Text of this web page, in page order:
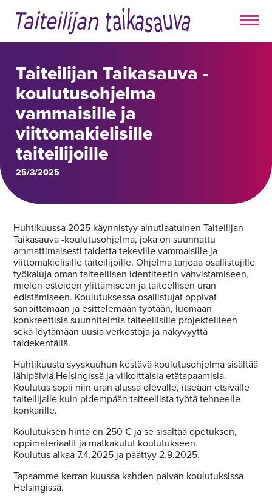
Taiteilijan Taikasauva -
koulutusohjelma
vammaisille ja
viittomakielisille
taiteilijoille
25/3/2025
Huhtikuussa 2025 käynnistyy ainutlaatuinen Taiteilijan
Taikasauva -koulutusohjelma, joka on suunnattu
ammattimaisesti taidetta tekeville vammaisille ja
viittomakielisille taiteilijoille. Ohjelma tarjoaa osallistujille
työkaluja oman taiteellisen identiteetin vahvistamiseen,
mielen esteiden ylittämiseen ja taiteellisen uran
edistämiseen. Koulutuksessa osallistujat oppivat
sanoittamaan ja esittelemään työtään, luomaan
konkreettisia suunnitelmia taiteellisille projekteilleen
sekä löytämään uusia verkostoja ja näkyvyyttä
taidekentällä.
Huhtikuusta syyskuuhun kestävä koulutusohjelma sisältää
lähipäiviä Helsingissä ja viikoittaisia etätapaamisia.
Koulutus sopii niin uran alussa olevalle, itseään etsivälle
taiteilijalle kuin pidempään taiteellista työtä tehneelle
konkarille.
Koulutuksen hinta on 250 € ja se sisältää opetuksen,
oppimateriaalit ja matkakulut koulutukseen.
Koulutus alkaa 7.4.2025 ja päättyy 2.9.2025.
Tapaamme kerran kuussa kahden päivän koulutuksissa
Helsingissä.